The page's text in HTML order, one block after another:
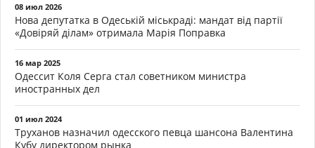
08 июл 2026
Нова депутатка в Одеській міськраді: мандат від партії
«Довіряй ділам» отримала Марія Поправка
16 мар 2025
Одессит Коля Серга стал советником министра
иностранных дел
01 июл 2024
Труханов назначил одесского певца шансона Валентина
Кубу директором рынка